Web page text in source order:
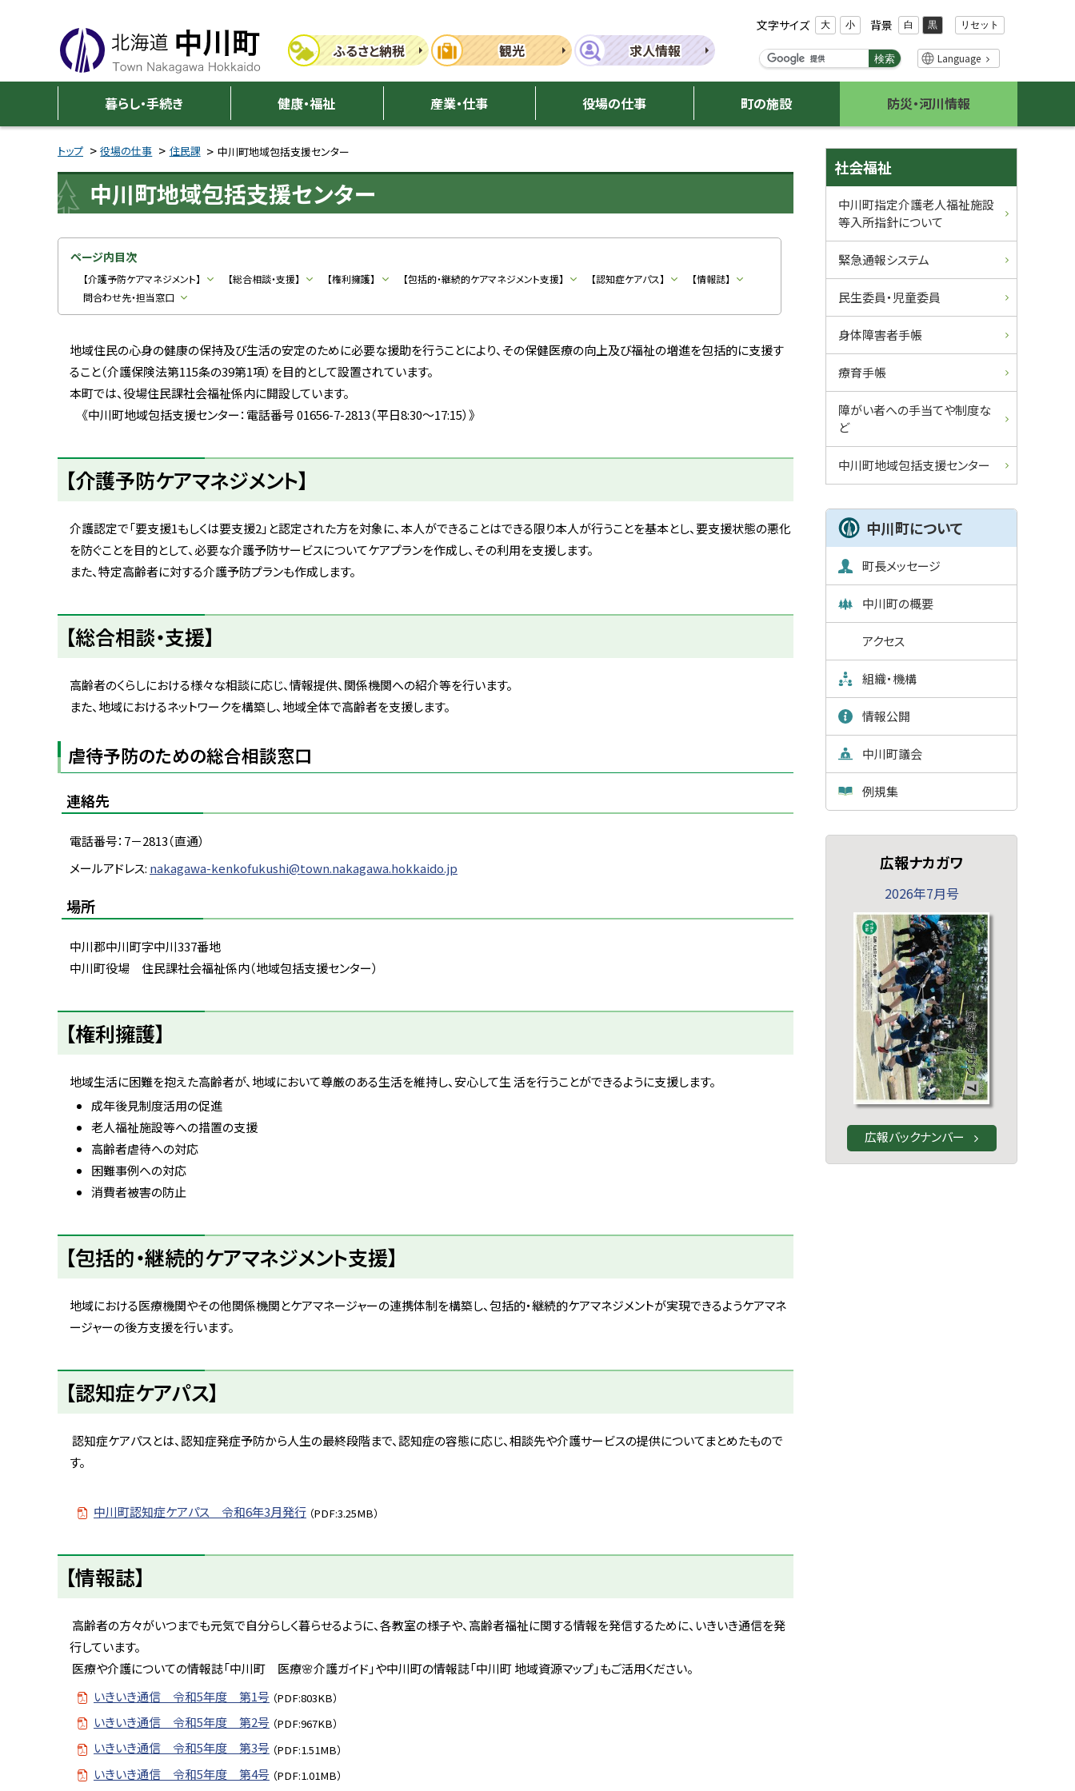
メ
ュ
中
川
町
ふるさと納税 観光 求人情報
文字サイズ 大 小 背景 白 黒 リセット
検
ー
ワ
検索 Language
暮らし・手続き 健康・福祉 産業・仕事 役場の仕事 町の施設 防災・河川情報
トップ 役場の仕事 住民課 中川町地域包括支援センター
中川町地域包括支援センター
ページ内目次
【介護予防ケアマネジメント】 【総合相談・支援】 【権利擁護】 【包括的・継続的ケアマネジメント支援】 【認知症ケアパス】
【情報誌】
問合わせ先・担当窓口
地域住民の心身の健康の保持及び生活の安定のために必要な援助を行うことにより、その保健医療の向上及び福祉の増進を包括的に支援す
ること（介護保険法第115条の39第1項）を目的として設置されています。
本町では、役場住民課社会福祉係内に開設しています。
《中川町地域包括支援センター：電話番号 01656-7-2813（平日8:30～17:15）》
【介護予防ケアマネジメント】
介護認定で「要支援1もしくは要支援2」と認定された方を対象に、本人ができることはできる限り本人が行うことを基本とし、要支援状態の悪化
を防ぐことを目的として、必要な介護予防サービスについてケアプランを作成し、その利用を支援します。
また、特定高齢者に対する介護予防プランも作成します。
ト
ッ
に
戻
【総合相談・支援】
高齢者のくらしにおける様々な相談に応じ、情報提供、関係機関への紹介等を行います。
また、地域におけるネットワークを構築し、地域全体で高齢者を支援します。
虐待予防のための総合相談窓口
連絡先
電話番号：7－2813（直通）
メールアドレス: nakagawa-kenkofukushi@town.nakagawa.hokkaido.jp
場所
中川郡中川町字中川337番地
中川町役場 住民課社会福祉係内（地域包括支援センター）
ト
ッ
に
戻
る
【権利擁護】
地域生活に困難を抱えた高齢者が、地域において尊厳のある生活を維持し、安心して生 活を行うことができるように支援します。
成年後見制度活用の促進
老人福祉施設等への措置の支援
高齢者虐待への対応
困難事例への対応
消費者被害の防止
ト
ッ
に
戻
【包括的・継続的ケアマネジメント支援】
地域における医療機関やその他関係機関とケアマネージャーの連携体制を構築し、包括的・継続的ケアマネジメントが実現できるようケアマネ
ージャーの後方支援を行います。
ト
ッ
に
戻
【認知症ケアパス】
認知症ケアパスとは、認知症発症予防から人生の最終段階まで、認知症の容態に応じ、相談先や介護サービスの提供についてまとめたもので
す。
中川町認知症ケアパス 令和6年3月発行 （PDF:3.25MB）
ト
ッ
に
戻
る
【情報誌】
高齢者の方々がいつまでも元気で自分らしく暮らせるように、各教室の様子や、高齢者福祉に関する情報を発信するために、いきいき通信を発
行しています。
医療や介護についての情報誌「中川町 医療🌸介護ガイド」や中川町の情報誌「中川町 地域資源マップ」もご活用ください。
いきいき通信 令和5年度 第1号 （PDF:803KB）
いきいき通信 令和5年度 第2号 （PDF:967KB）
いきいき通信 令和5年度 第3号 （PDF:1.51MB）
いきいき通信 令和5年度 第4号 （PDF:1.01MB）
サ
イ
ド
メ
ニ
ュ
ー
社会福祉
中川町指定介護老人福祉施設
等入所指針について
緊急通報システム
民生委員・児童委員
身体障害者手帳
療育手帳
障がい者への手当てや制度な
ど
中川町地域包括支援センター
中川町について
町長メッセージ
中川町の概要
アクセス
組織・機構
情報公開
中川町議会
例規集
広報ナカガワ
2026年7月号
広報バックナンバー
戻
メ